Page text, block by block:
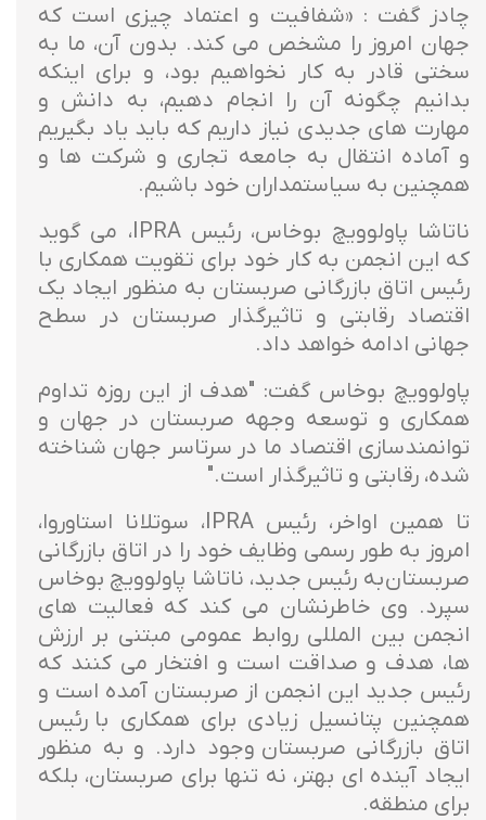
چادز گفت : «شفافیت و اعتماد چیزی است که
جهان امروز را مشخص می کند. بدون آن، ما به
سختی قادر به کار نخواهیم بود، و برای اینکه
بدانیم چگونه آن را انجام دهیم، به دانش و
مهارت های جدیدی نیاز داریم که باید یاد بگیریم
و آماده انتقال به جامعه تجاری و شرکت ها و
همچنین به سیاستمداران خود باشیم.
ناتاشا پاولوویچ بوخاس، رئیس IPRA، می گوید
که این انجمن به کار خود برای تقویت همکاری با
رئیس اتاق بازرگانی صربستان به منظور ایجاد یک
اقتصاد رقابتی و تاثیرگذار صربستان در سطح
جهانی ادامه خواهد داد.
پاولوویچ بوخاس گفت: "هدف از این روزه تداوم
همکاری و توسعه وجهه صربستان در جهان و
توانمندسازی اقتصاد ما در سرتاسر جهان شناخته
شده، رقابتی و تاثیرگذار است."
تا همین اواخر، رئیس IPRA، سوتلانا استاوروا،
امروز به طور رسمی وظایف خود را در اتاق بازرگانی
صربستان به رئیس جدید، ناتاشا پاولوویچ بوخاس
سپرد. وی خاطرنشان می کند که فعالیت های
انجمن بین المللی روابط عمومی مبتنی بر ارزش
ها، هدف و صداقت است و افتخار می کنند که
رئیس جدید این انجمن از صربستان آمده است و
همچنین پتانسیل زیادی برای همکاری با رئیس
اتاق بازرگانی صربستان وجود دارد. و به منظور
ایجاد آینده ای بهتر، نه تنها برای صربستان، بلکه
برای منطقه.